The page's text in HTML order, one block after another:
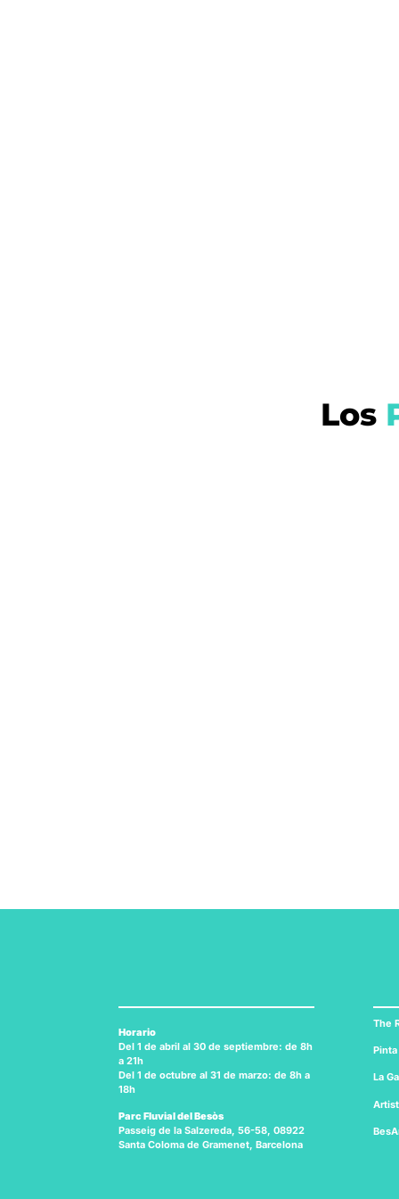
Los
Horario
Del 1 de abril al 30 de septiembre: de 8h
a 21h
Del 1 de octubre al 31 de marzo: de 8h a
18h
Parc Fluvial del Besòs
Passeig de la Salzereda, 56-58, 08922
Santa Coloma de Gramenet, Barcelona
The
La